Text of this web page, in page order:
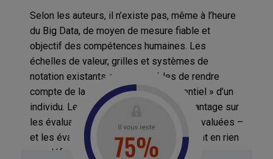
Selon les auteurs, il n’existe pas, même à l’heure
du Big Data, de moyen de mesure fiable et
objectif des compétences humaines. Les
échelles de valeur, grilles et systèmes de
notation existants sont incapables de rendre
compte de la complexité et du « potentiel » d’un
individu. Les évaluations en disent davantage sur
les évaluateurs que sur les personnes évaluées –
et les évaluations collectives ne corrigent en rien
ces défauts.